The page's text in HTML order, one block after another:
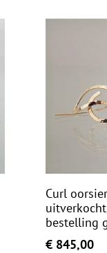
Curl
bestelling
€845,00